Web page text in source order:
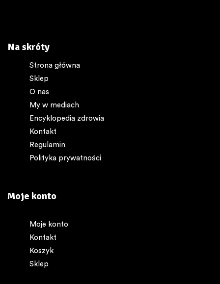
Na skróty
Strona główna
Sklep
O nas
My w mediach
Encyklopedia zdrowia
Kontakt
Regulamin
Polityka prywatności
Moje konto
Moje konto
Kontakt
Koszyk
Sklep